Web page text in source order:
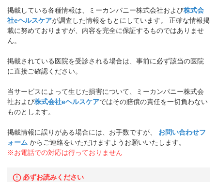
掲載している各種情報は、ミーカンパニー株式会社および株式会
社eヘルスケアが調査した情報をもとにしています。 正確な情報掲
載に努めておりますが、内容を完全に保証するものではありませ
ん。
掲載されている医院を受診される場合は、事前に必ず該当の医院
に直接ご確認ください。
当サービスによって生じた損害について、ミーカンパニー株式会
社および株式会社eヘルスケアではその賠償の責任を一切負わない
ものとします。
掲載情報に誤りがある場合には、お手数ですが、
お問い合わせフ
ォーム からご連絡をいただけますようお願いいたします。
※お電話での対応は行っておりません
必ずお読みください